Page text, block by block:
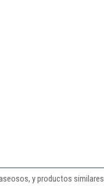
y productos similares.